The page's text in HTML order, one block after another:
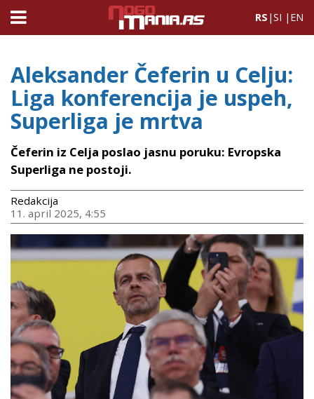
RS |SI | EN
Aleksander Čeferin u Celju:
Liga konferencija je uspeh,
Superliga je mrtva
Čeferin iz Celja poslao jasnu poruku: Evropska
Superliga ne postoji.
Redakcija
11. april 2025, 4:55